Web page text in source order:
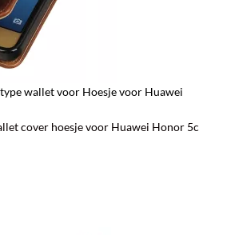
wallet voor Hoesje voor Huawei
cover hoesje voor Huawei Honor 5c